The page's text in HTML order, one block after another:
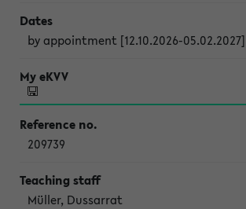
by appointment [12.10.2026-05.02.2027]
209739
Müller, Dussarrat